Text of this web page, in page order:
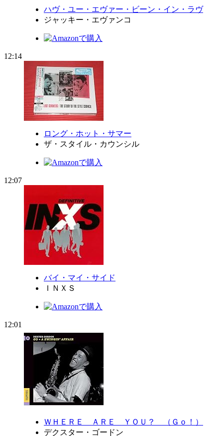
ハヴ・ユー・エヴァー・ビーン・イン・ラヴ
ジャッキー・エヴァンコ
12:14
ロング・ホット・サマー
ザ・スタイル・カウンシル
12:07
バイ・マイ・サイド
ＩＮＸＳ
12:01
ＷＨＥＲＥ ＡＲＥ ＹＯＵ？ （Ｇｏ！）
デクスター・ゴードン